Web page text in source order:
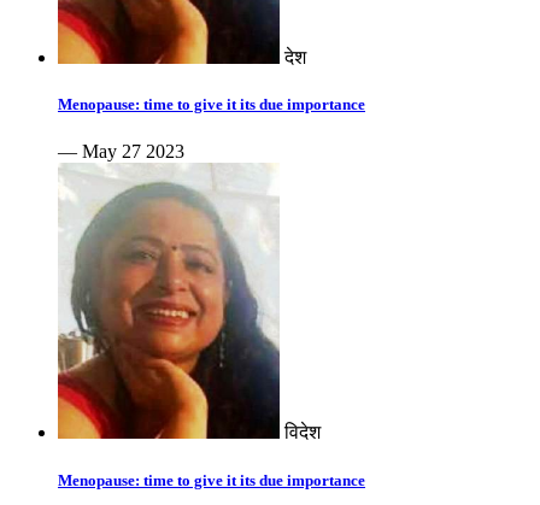
देश
Menopause: time to give it its due importance
— May 27 2023
विदेश
Menopause: time to give it its due importance